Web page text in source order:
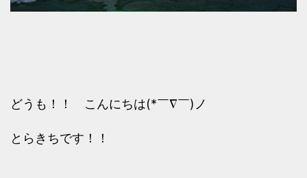
どうも！！ こんにちは(*￣∇￣)ノ
とらきちです！！